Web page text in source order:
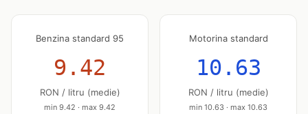
Benzina standard 95
9.42
RON / litru (medie)
min 9.42 · max 9.42
Motorina standard
10.63
RON / litru (medie)
min 10.63 · max 10.63